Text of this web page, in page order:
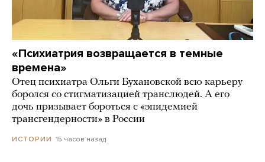
«Психиатрия возвращается в темные
времена»
Отец психиатра Ольги Бухановской всю карьеру
боролся со стигматизацией транслюдей. А его
дочь призывает бороться с «эпидемией
трансгендерности» в России
ИСТОРИИ 15 часов назад